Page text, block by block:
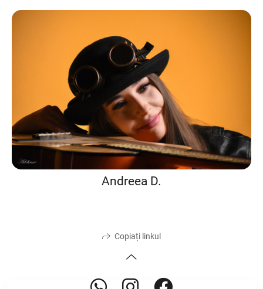
Andreea D.
Copiați linkul